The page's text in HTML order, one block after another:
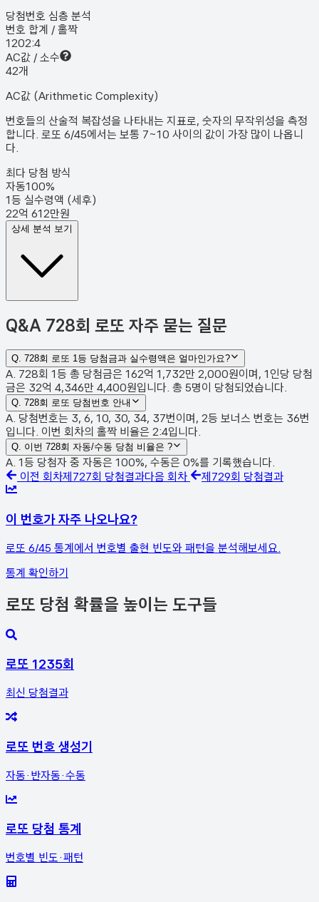
당첨번호 심층 분석
번호 합계 / 홀짝
1202:4
AC값 / 소수
42개
AC값 (Arithmetic Complexity)
번호들의 산술적 복잡성을 나타내는 지표로, 숫자의 무작위성을 측정
합니다. 로또 6/45에서는 보통 7~10 사이의 값이 가장 많이 나옵니
다.
최다 당첨 방식
자동100%
1등 실수령액 (세후)
22억 612만원
상세 분석 보기
Q&A 728회 로또 자주 묻는 질문
Q. 728회 로또 1등 당첨금과 실수령액은 얼마인가요?
A. 728회 1등 총 당첨금은 162억 1,732만 2,000원이며, 1인당 당첨
금은 32억 4,346만 4,400원입니다. 총 5명이 당첨되었습니다.
Q. 728회 로또 당첨번호 안내
A. 당첨번호는 3, 6, 10, 30, 34, 37번이며, 2등 보너스 번호는 36번
입니다. 이번 회차의 홀짝 비율은 2:4입니다.
Q. 이번 728회 자동/수동 당첨 비율은 ?
A. 1등 당첨자 중 자동은 100%, 수동은 0%를 기록했습니다.
이전 회차제 727회 당첨결과다음 회차 제 729회 당첨결과
이 번호가 자주 나오나요?
로또 6/45 통계에서 번호별 출현 빈도와 패턴을 분석해보세요.
통계 확인하기
로또 당첨 확률을 높이는 도구들
로또 1235회
최신 당첨결과
로또 번호 생성기
자동·반자동·수동
로또 당첨 통계
번호별 빈도·패턴